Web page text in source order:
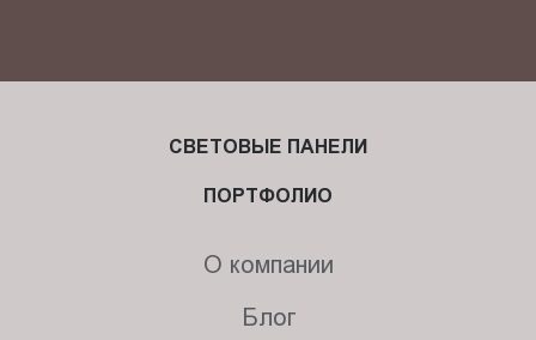
СВЕТОВЫЕ ПАНЕЛИ
ПОРТФОЛИО
О компании
Блог